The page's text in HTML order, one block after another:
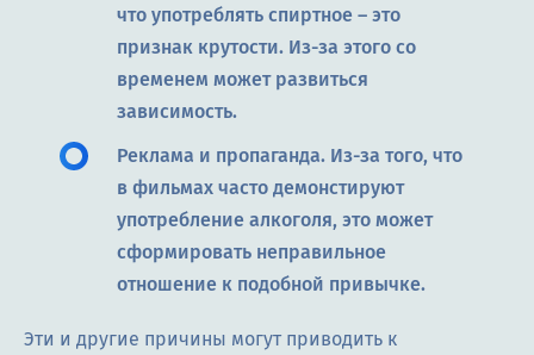
что употреблять спиртное – это
признак крутости. Из-за этого со
временем может развиться
зависимость.
Реклама и пропаганда. Из-за того, что
в фильмах часто демонстируют
употребление алкоголя, это может
сформировать неправильное
отношение к подобной привычке.
Эти и другие причины могут приводить к